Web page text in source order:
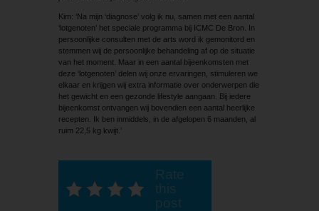
Kim: ‘Na mijn ‘diagnose’ volg ik nu, samen met een aantal
‘lotgenoten’ het speciale programma bij ICMC De Bron. In
persoonlijke consulten met de arts word ik gemonitord en
stemmen wij de persoonlijke behandeling af op de situatie
van het moment. Maar in een aantal bijeenkomsten met
deze ‘lotgenoten’ delen wij onze ervaringen, stimuleren we
elkaar en krijgen wij extra informatie over onderwerpen die
het gewicht en een gezonde lifestyle aangaan. Bij iedere
bijeenkomst ontvangen wij bovendien een aantal heerlijke
recepten. Ik ben inmiddels, in de afgelopen 6 maanden, al
ruim 22,5 kg kwijt.’
Rate
this
post